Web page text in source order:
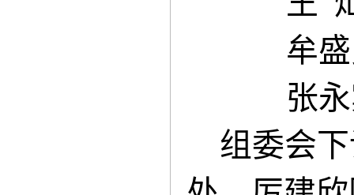
牟
张
组委会